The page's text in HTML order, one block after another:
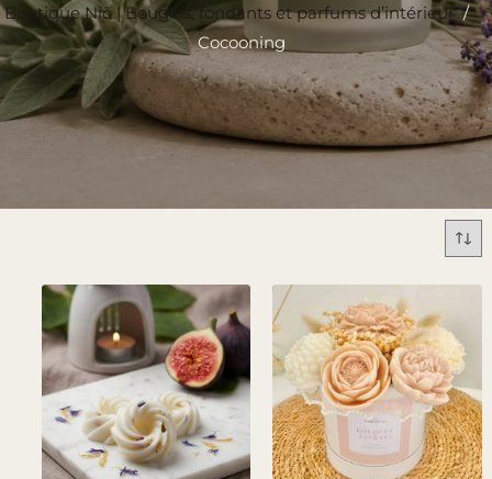
Boutique Niõ | Bougies, fondants et parfums d’intérieur /
Cocooning